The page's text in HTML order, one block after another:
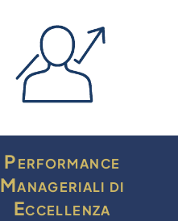
Performance
Manageriali di
Eccellenza